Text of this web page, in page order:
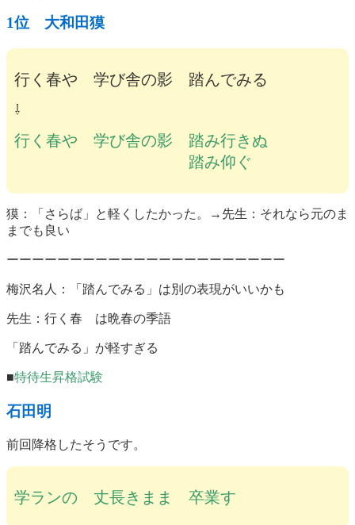
1位 大和田獏
行く春や 学び舎の影 踏んでみる
⇩
行く春や 学び舎の影 踏み行きぬ
踏み仰ぐ
獏：「さらば」と軽くしたかった。→先生：それなら元のま
までも良い
ーーーーーーーーーーーーーーーーーーーーーー
梅沢名人：「踏んでみる」は別の表現がいいかも
先生：行く春 は晩春の季語
「踏んでみる」が軽すぎる
■特待生昇格試験
石田明
前回降格したそうです。
学ランの 丈長きまま 卒業す